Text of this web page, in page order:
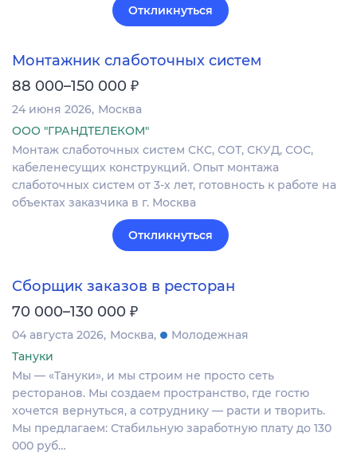
Откликнуться
Монтажник слаботочных систем
88 000–150 000 ₽
24 июня 2026 Москва
ООО "ГРАНДТЕЛЕКОМ"
Монтаж слаботочных систем СКС, СОТ, СКУД, СОС,
кабеленесущих конструкций. Опыт монтажа
слаботочных систем от 3-х лет, готовность к работе на
объектах заказчика в г. Москва
Откликнуться
Сборщик заказов в ресторан
70 000–130 000 ₽
04 августа 2026 Москва
Молодежная
Тануки
Мы — «Тануки», и мы строим не просто сеть
ресторанов. Мы создаем пространство, где гостю
хочется вернуться, а сотруднику — расти и творить.
Мы предлагаем: Стабильную заработную плату до 130
000 руб…